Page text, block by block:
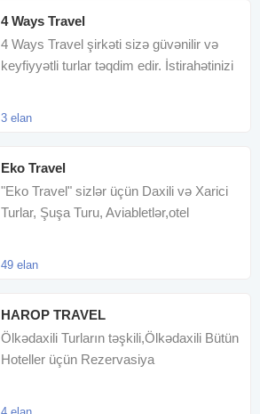
4 Ways Travel
4 Ways Travel şirkəti sizə güvənilir və
keyfiyyətli turlar təqdim edir. İstirahətinizi
3 elan
Eko Travel
"Eko Travel" sizlər üçün Daxili və Xarici
Turlar, Şuşa Turu, Aviabletlər,otel
49 elan
HAROP TRAVEL
Ölkədaxili Turların təşkili,Ölkədaxili Bütün
Hoteller üçün Rezervasiya